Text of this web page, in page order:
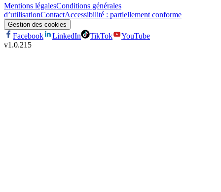
Mentions légalesConditions générales
d’utilisationContactAccessibilité : partiellement conforme
Gestion des cookies
Facebook LinkedIn TikTok
YouTube
v1.0.215